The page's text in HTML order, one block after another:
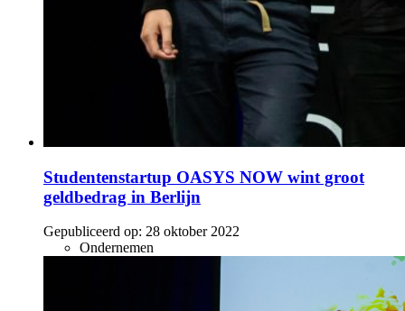
Studentenstartup OASYS NOW wint groot
geldbedrag in Berlijn
Gepubliceerd op: 28 oktober 2022
Ondernemen